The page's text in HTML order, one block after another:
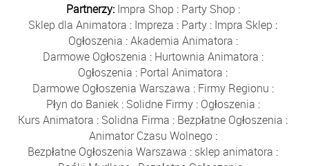
Partnerzy: Impra Shop : Party Shop :
Sklep dla Animatora : Impreza : Party : Impra Sklep :
Ogłoszenia :Akademia Animatora :
Darmowe Ogłoszenia : Hurtownia Animatora :
Ogłoszenia : Portal Animatora :
Darmowe Ogłoszenia Warszawa : Firmy Regionu :
Płyn do Baniek: Solidne Firmy: Ogłoszenia :
Kurs Animatora : Solidna Firma : Bezpłatne Ogłoszenia :
Animator Czasu Wolnego:
Bezpłatne Ogłoszenia Warszawa : sklep animatora :